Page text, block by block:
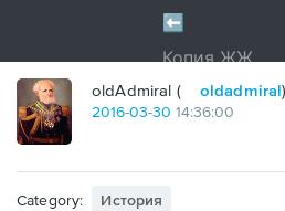
oldAdmiral ( oldadmiral
2016-03-30 14:36:00
Category: История